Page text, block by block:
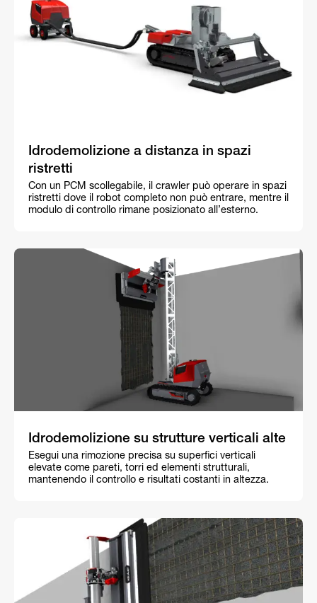
Idrodemolizione a distanza in spazi
ristretti
Con un PCM scollegabile, il crawler può operare in spazi
ristretti dove il robot completo non può entrare, mentre il
modulo di controllo rimane posizionato all’esterno.
Idrodemolizione su strutture verticali alte
Esegui una rimozione precisa su superfici verticali
elevate come pareti, torri ed elementi strutturali,
mantenendo il controllo e risultati costanti in altezza.